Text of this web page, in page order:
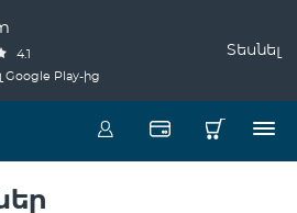
4.1
Google Play-ից
Տեսնել